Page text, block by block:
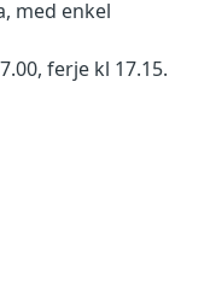
med enkel
ferje kl 17.15.